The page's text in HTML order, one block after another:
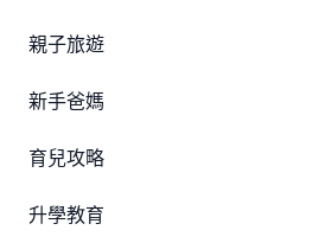
親子旅遊
新手爸媽
育兒攻略
升學教育